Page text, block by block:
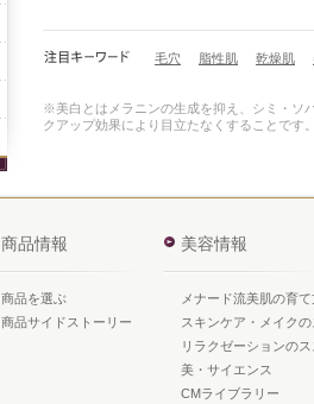
毛穴 脂性肌 乾燥肌
※美白とはメラニンの生成を抑え、シミ・ソ
クアップ効果により目立たなくすることです
商品情報
商品を選ぶ
商品サイドストーリー
美容情報
メナード流美肌の育て
スキンケア・メイク
リラクゼーションの
美・サイエンス
CMライブラリー